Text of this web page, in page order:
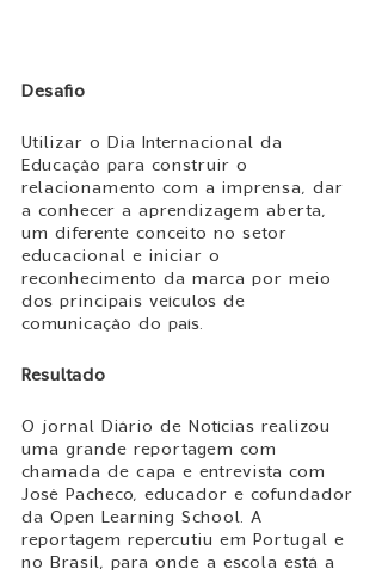
Desafio
Utilizar o Dia Internacional da
Educação para construir o
relacionamento com a imprensa, dar
a conhecer a aprendizagem aberta,
um diferente conceito no setor
educacional e iniciar o
reconhecimento da marca por meio
dos principais veículos de
comunicação do país.
Resultado
O jornal Diário de Notícias realizou
uma grande reportagem com
chamada de capa e entrevista com
José Pacheco, educador e cofundador
da Open Learning School. A
reportagem repercutiu em Portugal e
no Brasil, para onde a escola está a